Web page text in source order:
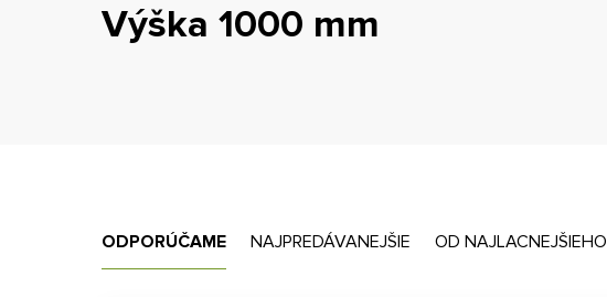
Výška 1000 mm
ODPORÚČAME NAJPREDÁVANEJŠIE OD NAJLACNEJŠIEHO